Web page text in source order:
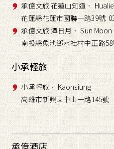
承億文旅 花蓮山知道．
花蓮縣花蓮市國聯一路39號
承億文旅 潭日月． Sun Moon
南投縣魚池鄉水社村中正路58
小承輕旅
小承輕旅． Kaohsiung
高雄市新興區中山一路145號
承億酒店